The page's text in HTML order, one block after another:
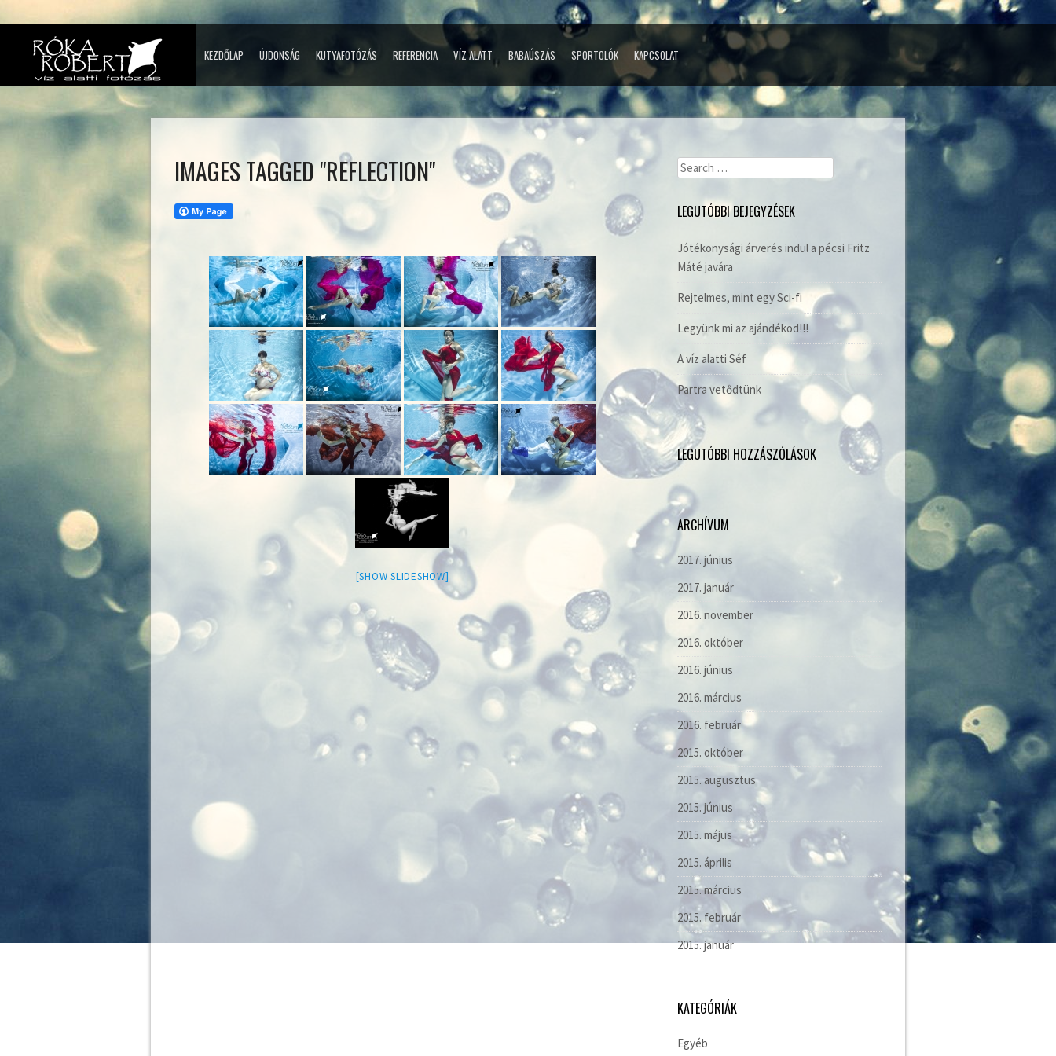
KEZDŐLAP ÚJDONSÁG KUTYAFOTÓZÁS REFERENCIA VÍZ ALATT BABAÚSZÁS SPORTOLÓK KAPCSOLAT
IMAGES TAGGED "REFLECTION"
[SHOW SLIDESHOW]
Search
LEGUTÓBBI BEJEGYZÉSEK
Jótékonysági árverés indul a pécsi Fritz
Máté javára
Rejtelmes, mint egy Sci-fi
Legyünk mi az ajándékod!!!
A víz alatti Séf
Partra vetődtünk
LEGUTÓBBI HOZZÁSZÓLÁSOK
ARCHÍVUM
2017. június
2017. január
2016. november
2016. október
2016. június
2016. március
2016. február
2015. október
2015. augusztus
2015. június
2015. május
2015. április
2015. március
2015. február
2015. január
KATEGÓRIÁK
Egyéb